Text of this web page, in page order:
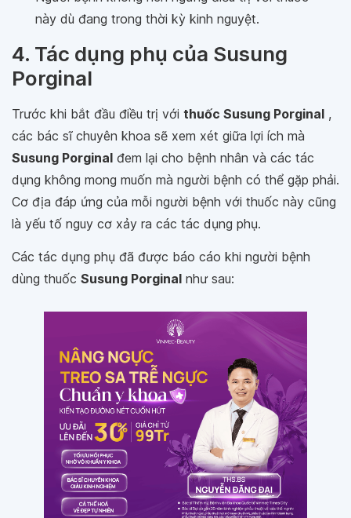
này dù đang trong thời kỳ kinh nguyệt.
4. Tác dụng phụ của Susung
Porginal
Trước khi bắt đầu điều trị với thuốc Susung Porginal ,
các bác sĩ chuyên khoa sẽ xem xét giữa lợi ích mà
Susung Porginal đem lại cho bệnh nhân và các tác
dụng không mong muốn mà người bệnh có thể gặp phải.
Cơ địa đáp ứng của mỗi người bệnh với thuốc này cũng
là yếu tố nguy cơ xảy ra các tác dụng phụ.
Các tác dụng phụ đã được báo cáo khi người bệnh
dùng thuốc Susung Porginal như sau: